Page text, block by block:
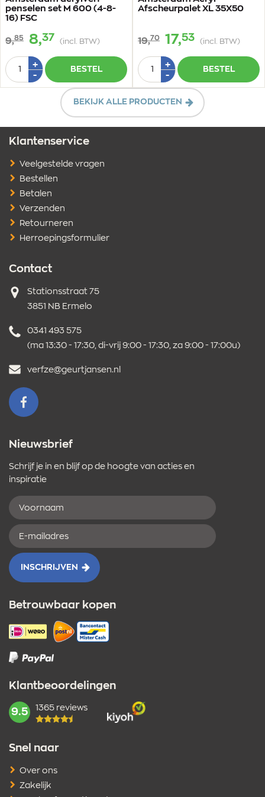
penselen set M 600 (4-8-
16) FSC
9,85 8,37 (incl. BTW)
Aantal
+Plus
-Min
1
BESTEL
Afscheurpalet XL 35X50
19,70 17,53 (incl. BTW)
Aantal
+Plus
-Min
1
BESTEL
BEKIJK ALLE PRODUCTEN
Klantenservice
Veelgestelde vragen
Bestellen
Betalen
Verzenden
Retourneren
Herroepingsformulier
Contact
Adres
Stationsstraat 75
3851 NB Ermelo
Telefoonnummer
0341 493 575
(ma 13:30 - 17:30, di-vrij 9:00 - 17:30, za 9:00 - 17:00u)
E-
verfze@geurtjansen.nl
VOLG ONS OP FACEBOOK
Nieuwsbrief
Schrijf je in en blijf op de hoogte van acties en
inspiratie
Voornaam
E-
mailadres
INSCHRIJVEN
Betrouwbaar kopen
Klantbeoordelingen
mark:
9.5 1365 reviews
Snel naar
Over ons
Zakelijk